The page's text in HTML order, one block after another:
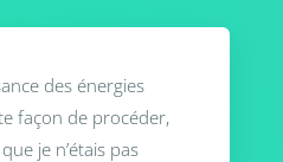
des énergies
façon de procéder,
je n’étais pas